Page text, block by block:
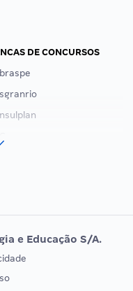
DE CONCURSOS
DE ORDEM
e Educação S/A.